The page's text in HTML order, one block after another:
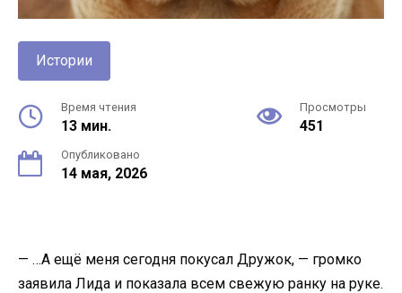
Истории
Время чтения
13 мин.
Просмотры
451
Опубликовано
14 мая, 2026
— …А ещё меня сегодня покусал Дружок, — громко
заявила Лида и показала всем свежую ранку на руке.